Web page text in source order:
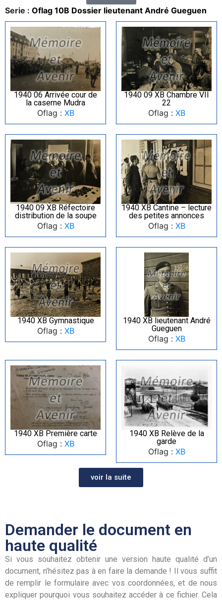
Serie : Oflag 10B Dossier lieutenant André Gueguen
1940 06 Arrivée cour de
la caserne Mudra
Oflag : XB
1940 09 XB Chambre VII
22
Oflag : XB
1940 09 XB Réfectoire
distribution de la soupe
Oflag : XB
1940 XB Cantine – lecture
des petites annonces
Oflag : XB
1940 XB Gymnastique
Oflag : XB
1940 XB lieutenant André
Gueguen
Oflag : XB
1940 XB Première carte
Oflag : XB
1940 XB Relève de la
garde
Oflag : XB
voir la suite
Demander le document en
haute qualité
Si vous souhaitez obtenir une version haute qualité d’un
document, n’hésitez pas à en faire la demande ! Il vous suffit
de remplir le formulaire avec vos coordonnées, et de nous
expliquer pourquoi vous souhaitez accéder à ce fichier. Cela